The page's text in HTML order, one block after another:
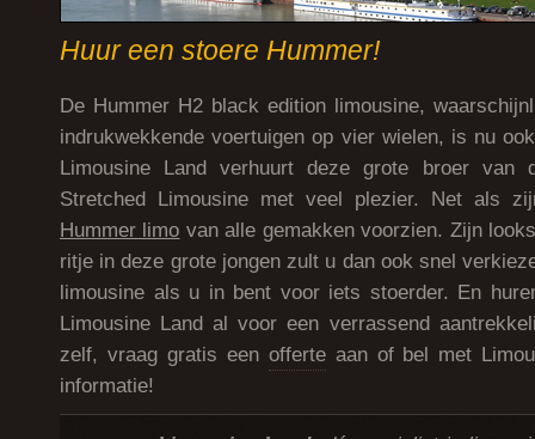
Huur een stoere Hummer!
De Hummer H2 black edition limousine,
indrukwekkende voertuigen op vier wielen, is nu
Limousine Land verhuurt deze grote broer van
Stretched Limousine met veel plezier. Net als
Hummer limo van alle gemakken voorzien. Zijn
ritje in deze grote jongen zult u dan ook snel
limousine als u in bent voor iets stoerder. En
Limousine Land al voor een verrassend
zelf, vraag gratis een offerteaan of bel met
informatie!